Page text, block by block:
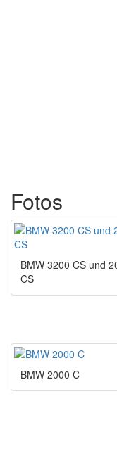
Fotos
BMW 3200 CS und
CS
BMW 2000 C